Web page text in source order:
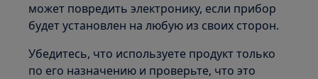
может повредить электронику, если прибор
будет установлен на любую из своих сторон.
Убедитесь, что используете продукт только
по его назначению и проверьте, что это